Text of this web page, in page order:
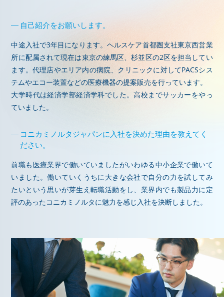
自己紹介をお願いします。
中途入社で3年目になります。ヘルスケア首都圏支社東京西営業
所に配属されて現在は東京の練馬区、杉並区の2区を担当してい
ます。代理店やエリア内の病院、クリニックに対してPACSシス
テムやエコー装置などの医療機器の提案販売を行っています。
大学時代は経済学部経済学科でした。高校までサッカーをやっ
ていました。
コニカミノルタジャパンに入社を決めた理由を教えてく
ださい。
前職も医療業界で働いていましたがいわゆる中小企業で働いて
いました。働いていくうちに大きな会社で自分の力を試してみ
たいという思いが芽生え転職活動をし、業界内でも製品力に定
評のあったコニカミノルタに魅力を感じ入社を決断しました。